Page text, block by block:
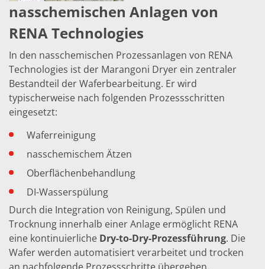
nasschemischen Anlagen von
RENA Technologies
In den nasschemischen Prozessanlagen von RENA
Technologies ist der Marangoni Dryer ein zentraler
Bestandteil der Waferbearbeitung. Er wird
typischerweise nach folgenden Prozessschritten
eingesetzt:
Waferreinigung
nasschemischem Ätzen
Oberflächenbehandlung
DI-Wasserspülung
Durch die Integration von Reinigung, Spülen und
Trocknung innerhalb einer Anlage ermöglicht RENA
eine kontinuierliche Dry-to-Dry-Prozessführung. Die
Wafer werden automatisiert verarbeitet und trocken